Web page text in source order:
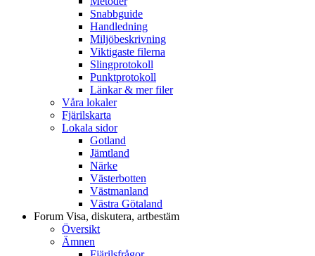
Snabbguide
Handledning
Miljöbeskrivning
Viktigaste filerna
Slingprotokoll
Punktprotokoll
Länkar & mer filer
Våra lokaler
Fjärilskarta
Lokala sidor
Gotland
Jämtland
Närke
Västerbotten
Västmanland
Västra Götaland
Forum Visa, diskutera, artbestäm
Översikt
Ämnen